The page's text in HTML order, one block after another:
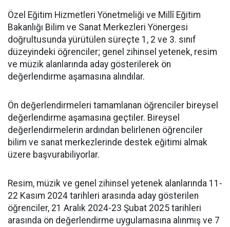
Özel Eğitim Hizmetleri Yönetmeliği ve Millî Eğitim
Bakanlığı Bilim ve Sanat Merkezleri Yönergesi
doğrultusunda yürütülen süreçte 1, 2 ve 3. sınıf
düzeyindeki öğrenciler; genel zihinsel yetenek, resim
ve müzik alanlarında aday gösterilerek ön
değerlendirme aşamasına alındılar.
Ön değerlendirmeleri tamamlanan öğrenciler bireysel
değerlendirme aşamasına geçtiler. Bireysel
değerlendirmelerin ardından belirlenen öğrenciler
bilim ve sanat merkezlerinde destek eğitimi almak
üzere başvurabiliyorlar.
Resim, müzik ve genel zihinsel yetenek alanlarında 11-
22 Kasım 2024 tarihleri arasında aday gösterilen
öğrenciler, 21 Aralık 2024-23 Şubat 2025 tarihleri
arasında ön değerlendirme uygulamasına alınmış ve 7